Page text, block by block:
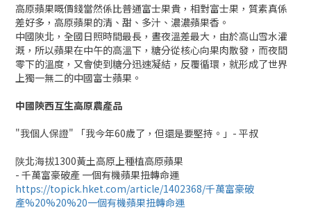
高原蘋果嘅價錢當然係比普通富士果貴，相對富士果，質素真係
差好多，高原蘋果的清、甜、多汁、濃濃蘋果香。
中國陝北，全國日照時間最長，晝夜溫差最大，由於高山雪水灌
溉，所以蘋果在中午的高溫下，糖分從核心向果肉散發，而夜間
零下的溫度，又會使到糖分迅速凝結，反覆循環，就形成了世界
上獨一無二的中國富士蘋果。
中國陝西互生高原農產品
"我個人保證" 「我今年60歲了，但還是要堅持。」- 平叔
陕北海拔1300黃土高原上種植高原蘋果
- 千萬富豪破產 一個有機蘋果扭轉命運
https://topick.hket.com/article/1402368/千萬富豪破
產%20%20%20一個有機蘋果扭轉命運